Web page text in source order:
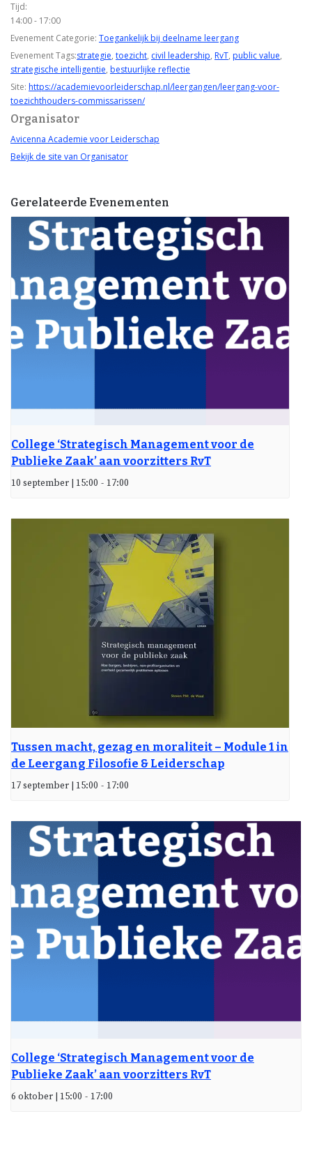
Tijd:
14:00 - 17:00
Evenement Categorie: Toegankelijk bij deelname leergang
Evenement Tags:strategie, toezicht, civil leadership, RvT, public value,
strategische intelligentie, bestuurlijke reflectie
Site: https://academievoorleiderschap.nl/leergangen/leergang-voor-
toezichthouders-commissarissen/
Organisator
Avicenna Academie voor Leiderschap
Bekijk de site van Organisator
Gerelateerde Evenementen
College ‘Strategisch Management voor de
Publieke Zaak’ aan voorzitters RvT
10 september | 15:00 - 17:00
Tussen macht, gezag en moraliteit – Module 1 in
de Leergang Filosofie & Leiderschap
17 september | 15:00 - 17:00
College ‘Strategisch Management voor de
Publieke Zaak’ aan voorzitters RvT
6 oktober | 15:00 - 17:00